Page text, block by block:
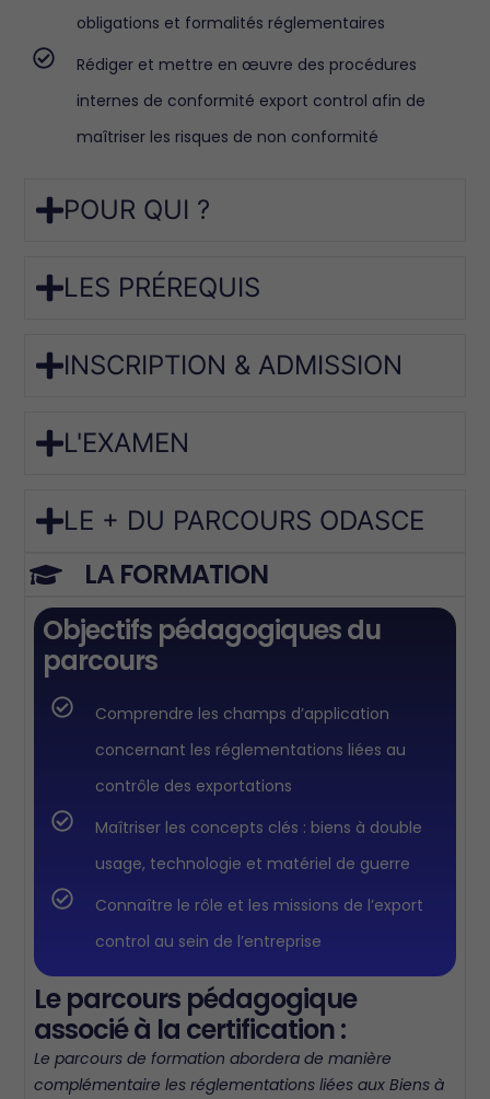
obligations et formalités réglementaires
Rédiger et mettre en œuvre des procédures
internes de conformité export control afin de
maîtriser les risques de non conformité
POUR QUI ?
LES PRÉREQUIS
INSCRIPTION & ADMISSION
L'EXAMEN
LE + DU PARCOURS ODASCE
LA FORMATION
Objectifs pédagogiques du
parcours
Comprendre les champs d’application
concernant les réglementations liées au
contrôle des exportations
Maîtriser les concepts clés : biens à double
usage, technologie et matériel de guerre
Connaître le rôle et les missions de l’export
control au sein de l’entreprise
Le parcours pédagogique
associé à la certification :
Le parcours de formation abordera de manière
complémentaire les réglementations liées aux Biens à